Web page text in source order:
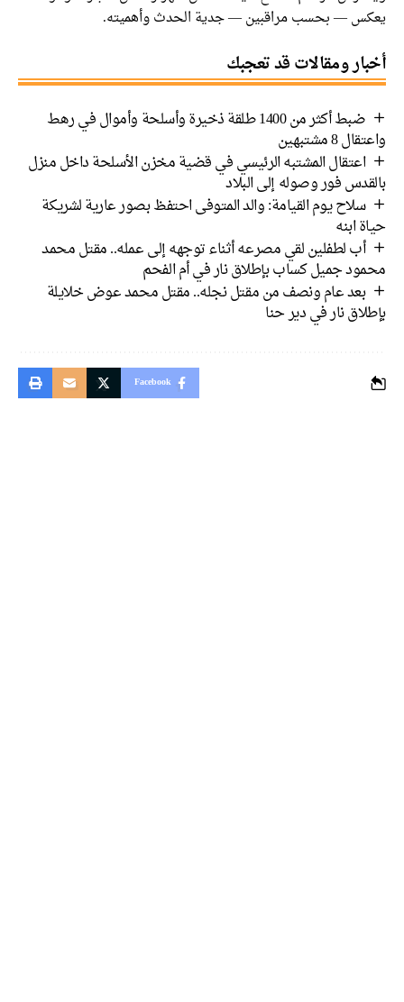
يعكس — بحسب مراقبين — جدية الحدث وأهميته.
أخبار ومقالات قد تعجبك
ضبط أكثر من 1400 طلقة ذخيرة وأسلحة وأموال في رهط
واعتقال 8 مشتبهين
اعتقال المشتبه الرئيسي في قضية مخزن الأسلحة داخل منزل
بالقدس فور وصوله إلى البلاد
سلاح يوم القيامة: والد المتوفى احتفظ بصور عارية لشريكة
حياة ابنه
أب لطفلين لقي مصرعه أثناء توجهه إلى عمله.. مقتل محمد
محمود جميل كساب بإطلاق نار في أم الفحم
بعد عام ونصف من مقتل نجله.. مقتل محمد عوض خلايلة
بإطلاق نار في دير حنا
Facebook